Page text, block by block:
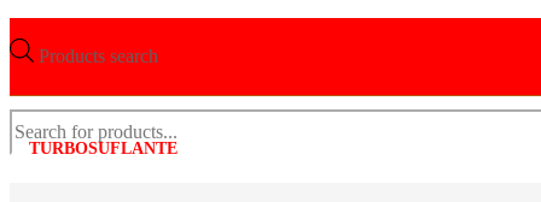
Products search
TURBOSUFLANTE